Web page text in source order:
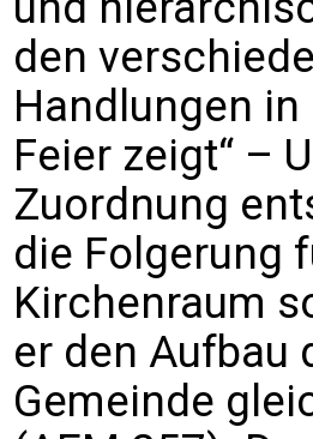
den
Handlungen
Feier zeigt“ –
Zuordnung
die Folgerung
Kirchenraum
er den Aufbau
Gemeinde